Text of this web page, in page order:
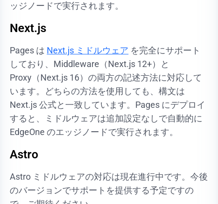
ッジノードで実行されます。
Next.js
Pages は Next.js ミドルウェア を完全にサポート
しており、Middleware（Next.js 12+）と
Proxy（Next.js 16）の両方の記述方法に対応して
います。どちらの方法を使用しても、構文は
Next.js 公式と一致しています。Pages にデプロイ
すると、ミドルウェアは追加設定なしで自動的に
EdgeOne のエッジノードで実行されます。
Astro
Astro ミドルウェアの対応は現在進行中です。今後
のバージョンでサポートを提供する予定ですの